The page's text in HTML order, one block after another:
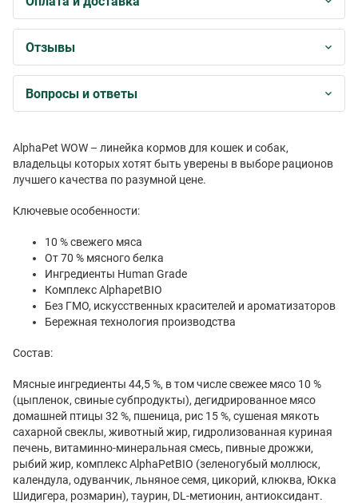
Отзывы
Вопросы и ответы
AlphaPet WOW – линейка кормов для кошек и собак,
владельцы которых хотят быть уверены в выборе рационов
лучшего качества по разумной цене.
Ключевые особенности:
10 % свежего мяса
От 70 % мясного белка
Ингредиенты Human Grade
Комплекс AlphapetBIO
Без ГМО, искусственных красителей и ароматизаторов
Бережная технология производства
Состав:
Мясные ингредиенты 44,5 %, в том числе свежее мясо 10 %
(цыпленок, свиные субпродукты), дегидрированное мясо
домашней птицы 32 %, пшеница, рис 15 %, сушеная мякоть
сахарной свеклы, животный жир, гидролизованная куриная
печень, витаминно-минеральная смесь, пивные дрожжи,
рыбий жир, комплекс AlphaPetBIO (зеленогубый моллюск,
календула, одуванчик, льняное семя, цикорий, клюква, Юкка
Шидигера, розмарин), таурин, DL-метионин, антиоксидант.